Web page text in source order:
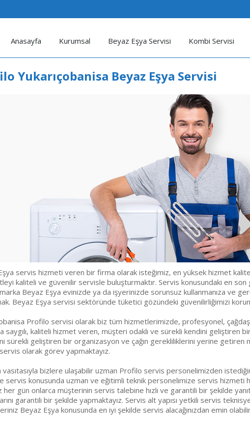
Anasayfa Kurumsal Beyaz Eşya Servisi Kombi Servisi
Yukarıçobanisa Beyaz Eşya Servisi
servis hizmeti veren bir firma olarak isteğimiz, en yüksek hizmet
kaliteli ve güvenilir servisle buluşturmaktır. Servis konusundaki en
Beyaz Eşya evinizde ya da işyerinizde sorunsuz kullanmanıza ve
Beyaz Eşya servisi sektöründe tüketici gözündeki güvenilirliğimizi
Profilo servisi olarak biz tüm hizmetlerimizde, profesyonel,
saygılı, kaliteli hizmet veren, müşteri odaklı ve sürekli kendini geliştiren
sürekli geliştiren bir organizasyon ve çağın gerekliliklerini yerine
olarak görev yapmaktayız.
vasıtasıyla bizlere ulaşabilir uzman Profilo servis personelimizden
servis konusunda uzman ve eğitimli teknik personelimize servis hizmeti
her gün onlarca müşterinin servis talebine hızlı ve garantili bir şekilde yanıt
garantili bir şekilde yapmaktayız. Servis alt yapısı yetkili servis
Beyaz Eşya konusunda en iyi şekilde servis alacağınızdan emin